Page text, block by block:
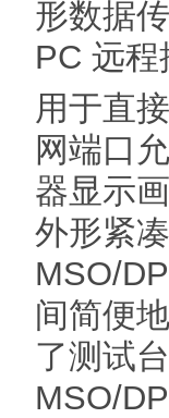
形数据
PC 远
用于直
网端口
器显示
外形紧凑
MSO/
间简便
了测试
MSO/